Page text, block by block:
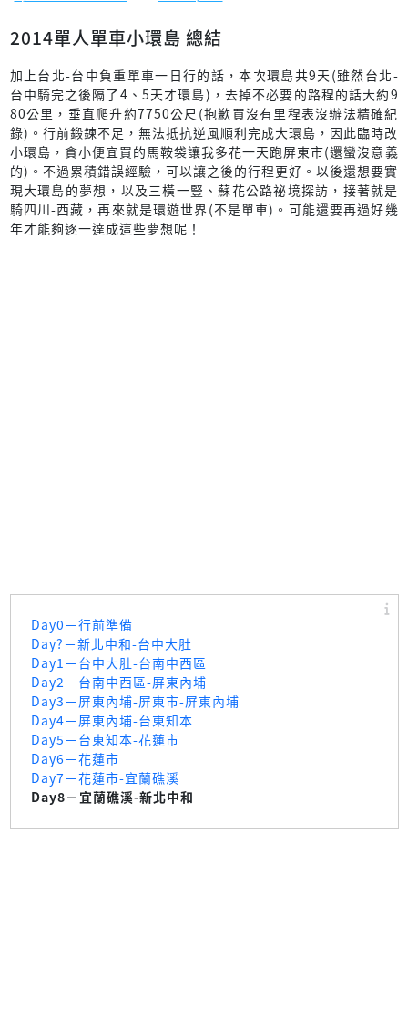
2014單人單車小環島 總結
加上台北-台中負重單車一日行的話，本次環島共9天(雖然台北-
台中騎完之後隔了4、5天才環島)，去掉不必要的路程的話大約9
80公里，垂直爬升約7750公尺(抱歉買沒有里程表沒辦法精確紀
錄)。行前鍛鍊不足，無法抵抗逆風順利完成大環島，因此臨時改
小環島，貪小便宜買的馬鞍袋讓我多花一天跑屏東市(還蠻沒意義
的)。不過累積錯誤經驗，可以讓之後的行程更好。以後還想要實
現大環島的夢想，以及三橫一豎、蘇花公路祕境探訪，接著就是
騎四川-西藏，再來就是環遊世界(不是單車)。可能還要再過好幾
年才能夠逐一達成這些夢想呢！
Day0－行前準備
Day?－新北中和-台中大肚
Day1－台中大肚-台南中西區
Day2－台南中西區-屏東內埔
Day3－屏東內埔-屏東市-屏東內埔
Day4－屏東內埔-台東知本
Day5－台東知本-花蓮市
Day6－花蓮市
Day7－花蓮市-宜蘭礁溪
Day8－宜蘭礁溪-新北中和